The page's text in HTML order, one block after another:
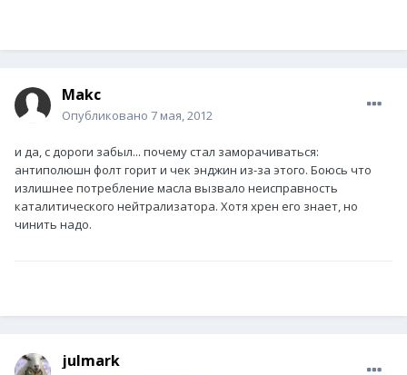
Makc
Опубликовано 7 мая, 2012
и да, с дороги забыл... почему стал заморачиваться:
антиполюшн фолт горит и чек энджин из-за этого. Боюсь что
излишнее потребление масла вызвало неисправность
каталитического нейтрализатора. Хотя хрен его знает, но
чинить надо.
julmark